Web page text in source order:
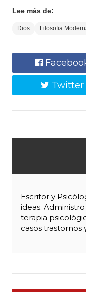
Lee más de:
Dios Filosofia
Twitter
Escritor y
ideas.
terapia
casos trastornos